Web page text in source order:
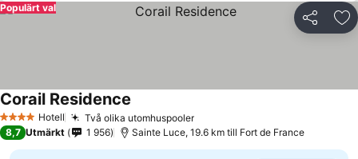
Dela
Populärt val
4 StjärnorHotell Två olika utomhuspooler
Corail Residence
8,7 Utmärkt 1 956 Sainte Luce, 19.6 km till Fort de France